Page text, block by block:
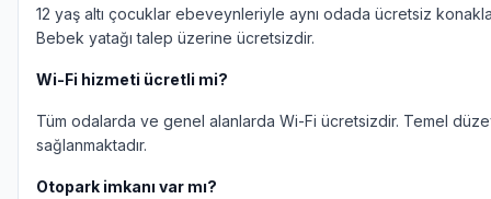
12 yaş altı çocuklar ebeveynleriyle aynı odada ücretsiz
Bebek yatağı talep üzerine ücretsizdir.
Wi-Fi hizmeti ücretli mi?
Tüm odalarda ve genel alanlarda Wi-Fi ücretsizdir. Temel
sağlanmaktadır.
Otopark imkanı var mı?